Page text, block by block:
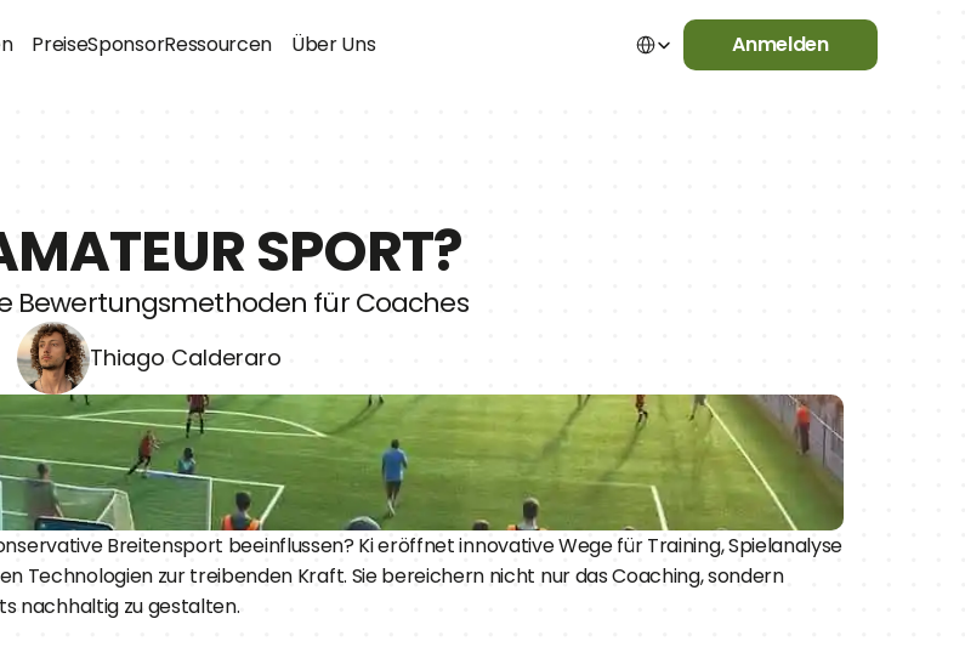
PreiseSponsorRessourcen Über Uns
Select Language
Anmelden
SPORT?
Bewertungsmethoden für Coaches
Thiago Calderaro
Breitensport beeinflussen? Ki eröffnet innovative Wege für Training, Spielanalyse
Technologien zur treibenden Kraft. Sie bereichern nicht nur das Coaching, sondern
nachhaltig zu gestalten.